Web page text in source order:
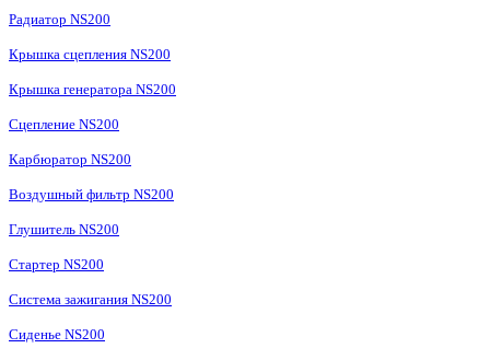
Радиатор NS200
Крышка сцепления NS200
Крышка генератора NS200
Сцепление NS200
Карбюратор NS200
Воздушный фильтр NS200
Глушитель NS200
Стартер NS200
Система зажигания NS200
Сиденье NS200